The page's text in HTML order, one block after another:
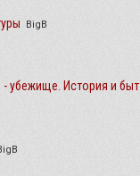
BigB
- убежище. История и быт